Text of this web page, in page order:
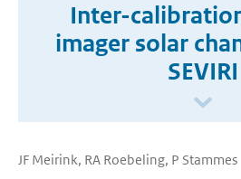
Inter-
imager solar
SEVIRI
JF Meirink, RA Roebeling, P Stammes